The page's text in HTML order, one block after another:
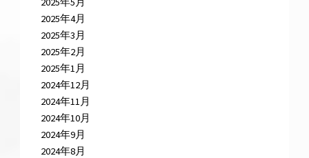
2025年4月
2025年3月
2025年2月
2025年1月
2024年12月
2024年11月
2024年10月
2024年9月
2024年8月